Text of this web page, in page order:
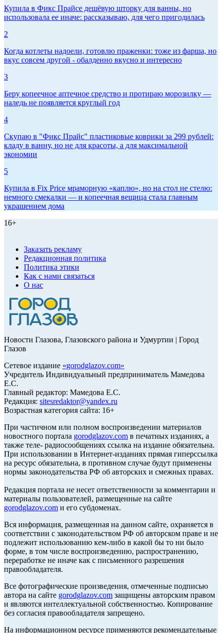
Купила в Фикс Прайсе дешёвую шторку для ванны, но
использовала ее иначе: рассказываю, для чего пригодилась
2
Когда котлеты надоели, готовлю праженки: тоже из фарша, но
вкус совсем другой - обалденно вкусно и интересно
3
Беру копеечное аптечное средство и протираю морозилку —
наледь не появляется круглый год
4
Скупаю в "Фикс Прайс" пластиковые коврики за 299 рублей:
кладу в ванну, но не для красоты, а для максимальной
экономии
5
Купила в Fix Price мраморную «каплю», но на стол не стелю:
немного смекалки — и копеечная вещица стала главным
украшением дома
16+
Заказать рекламу
Редакционная политика
Политика этики
Как с нами связаться
О нас
Новости Глазова, Глазовского района и Удмуртии | Город
Глазов
Сетевое издание «gorodglazov.com»
Учредитель Индивидуальный предприниматель Мамедова
Е.С.
Главный редактор: Мамедова Е.С.
Редакция: sitesredaktor@yandex.ru
Возрастная категория сайта: 16+
При частичном или полном воспроизведении материалов
новостного портала gorodglazov.com в печатных изданиях, а
также теле- радиосообщениях ссылка на издание обязательна.
При использовании в Интернет-изданиях прямая гиперссылка
на ресурс обязательна, в противном случае будут применены
нормы законодательства РФ об авторских и смежных правах.
Редакция портала не несет ответственности за комментарии и
материалы пользователей, размещенные на сайте
gorodglazov.com и его субдоменах.
Вся информация, размещенная на данном сайте, охраняется в
соответствии с законодательством РФ об авторском праве и не
подлежит использованию кем-либо в какой бы то ни было
форме, в том числе воспроизведению, распространению,
переработке не иначе как с письменного разрешения
правообладателя.
Все фотографические произведения, отмеченные подписью
автора на сайте gorodglazov.com защищены авторским правом
и являются интеллектуальной собственностью. Копирование
без согласия правообладателя запрещено.
На информационном ресурсе применяются рекомендательные